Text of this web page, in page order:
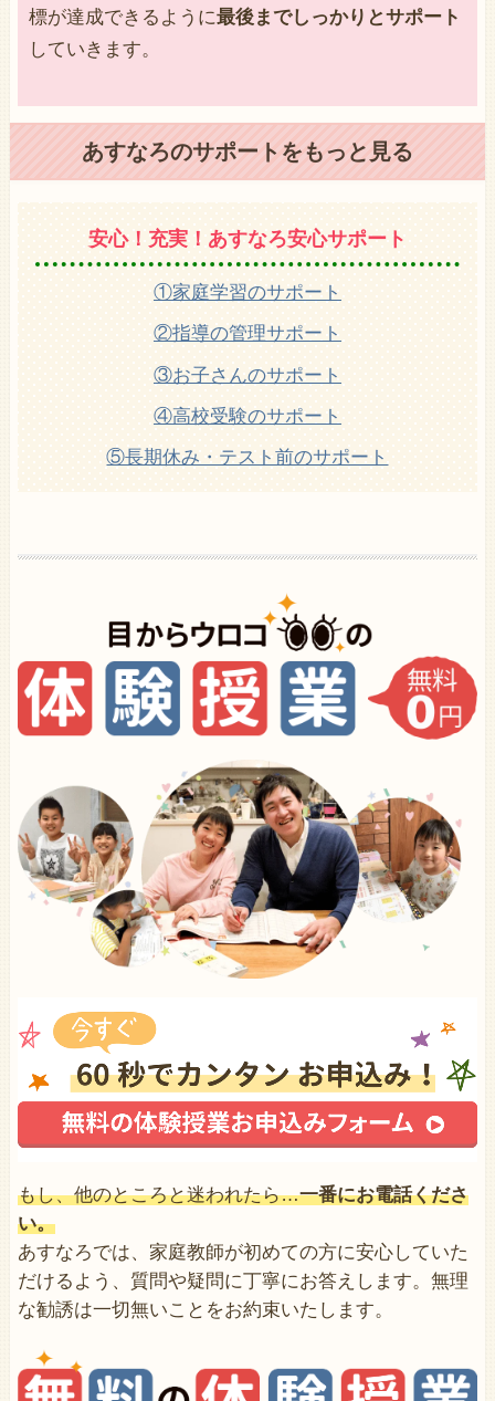
標が達成できるように最後までしっかりとサポート
していきます。
あすなろのサポートをもっと見る
安心！充実！あすなろ安心サポート
①家庭学習のサポート
②指導の管理サポート
③お子さんのサポート
④高校受験のサポート
⑤長期休み・テスト前のサポート
もし、他のところと迷われたら…一番にお電話くださ
い。
あすなろでは、家庭教師が初めての方に安心していた
だけるよう、質問や疑問に丁寧にお答えします。無理
な勧誘は一切無いことをお約束いたします。